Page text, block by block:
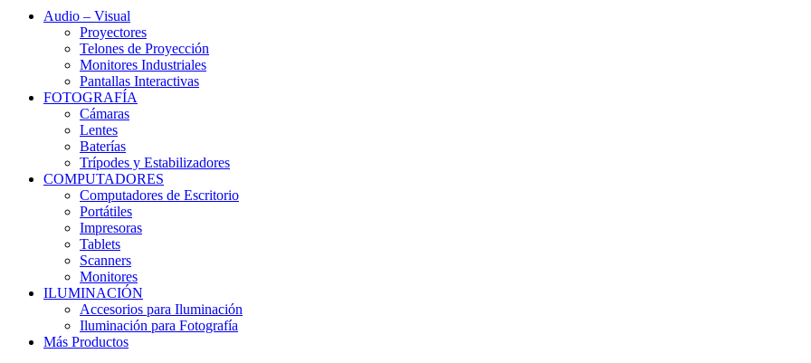
Audio – Visual
Proyectores
Telones de Proyección
Monitores Industriales
Pantallas Interactivas
FOTOGRAFÍA
Cámaras
Lentes
Baterías
Trípodes y Estabilizadores
COMPUTADORES
Computadores de Escritorio
Portátiles
Impresoras
Tablets
Scanners
Monitores
ILUMINACIÓN
Accesorios para Iluminación
Iluminación para Fotografía
Más Productos